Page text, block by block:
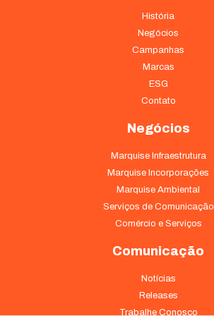
História
Negócios
Campanhas
Marcas
ESG
Contato
Negócios
Marquise Infraestrutura
Marquise Incorporações
Marquise Ambiental
Serviços de Comunicação
Comércio e Serviços
Comunicação
Notícias
Releases
Trabalhe Conosco